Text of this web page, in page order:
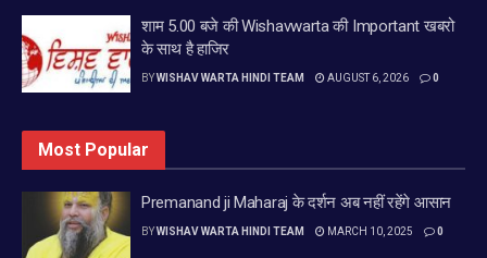
शाम 5.00 बजे की Wishavwarta की Important खबरो
के साथ है हाजिर
BYWISHAV WARTA HINDI TEAM AUGUST 6, 2026 0
Most Popular
Premanand ji Maharaj के दर्शन अब नहीं रहेंगे आसान
BYWISHAV WARTA HINDI TEAM MARCH 10, 2025 0